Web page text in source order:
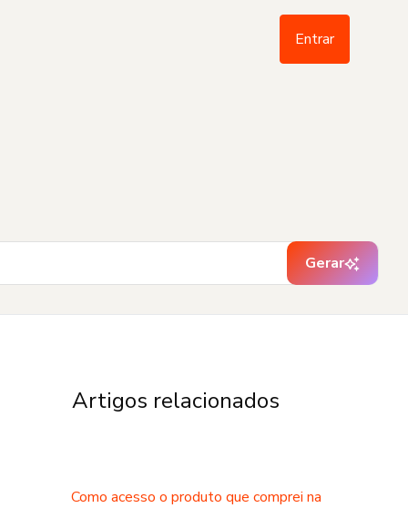
Entrar
Gerar
Artigos relacionados
Como acesso o produto que comprei na